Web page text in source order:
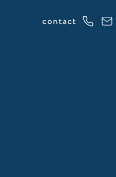
contact